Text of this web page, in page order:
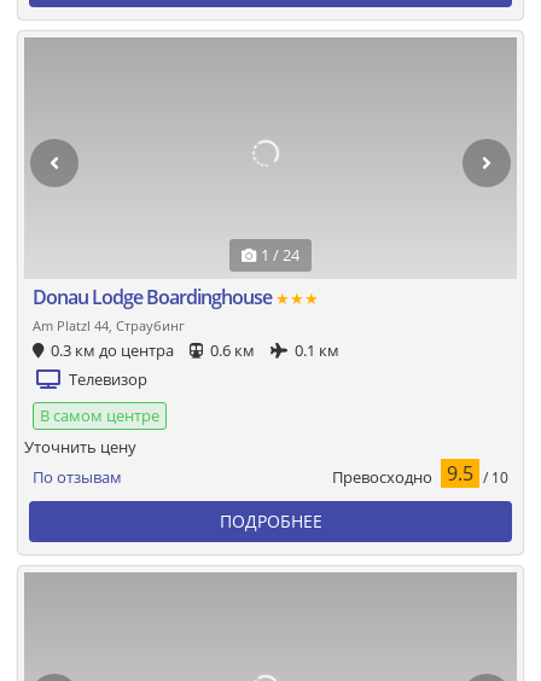
1 / 24
Donau Lodge Boardinghouse★★★
Am Platzl 44, Страубинг
0.3 км до центра 0.6 км
0.1 км
Телевизор
В самом центре
По отзывам Превосходно 9.5 / 10
Уточнить цену
ПОДРОБНЕЕ